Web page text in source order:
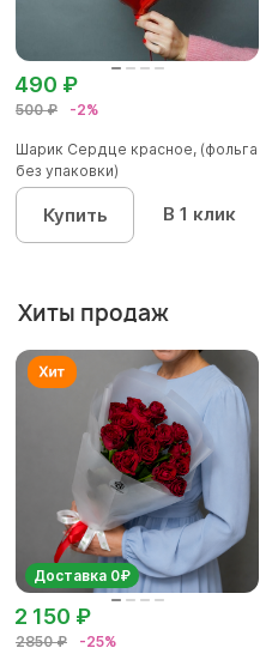
500 ₽ -2%
490 ₽
Шарик Сердце красное, (фольга
без упаковки)
Купить В 1 клик
Хиты продаж
Доставка 0₽
2850 ₽ -25%
2 150 ₽